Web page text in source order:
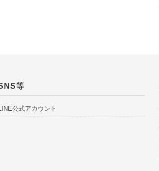
等
公式アカウント